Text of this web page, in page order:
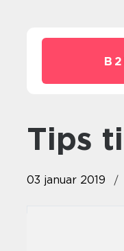
Tips
03 januar 2019